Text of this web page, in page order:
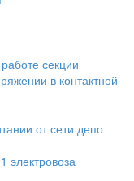
секции
в контактной
от сети депо
электровоза